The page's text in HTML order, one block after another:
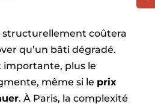
structurellement coûtera
qu’un bâti dégradé.
importante, plus le
même si le prix
. À Paris, la complexité